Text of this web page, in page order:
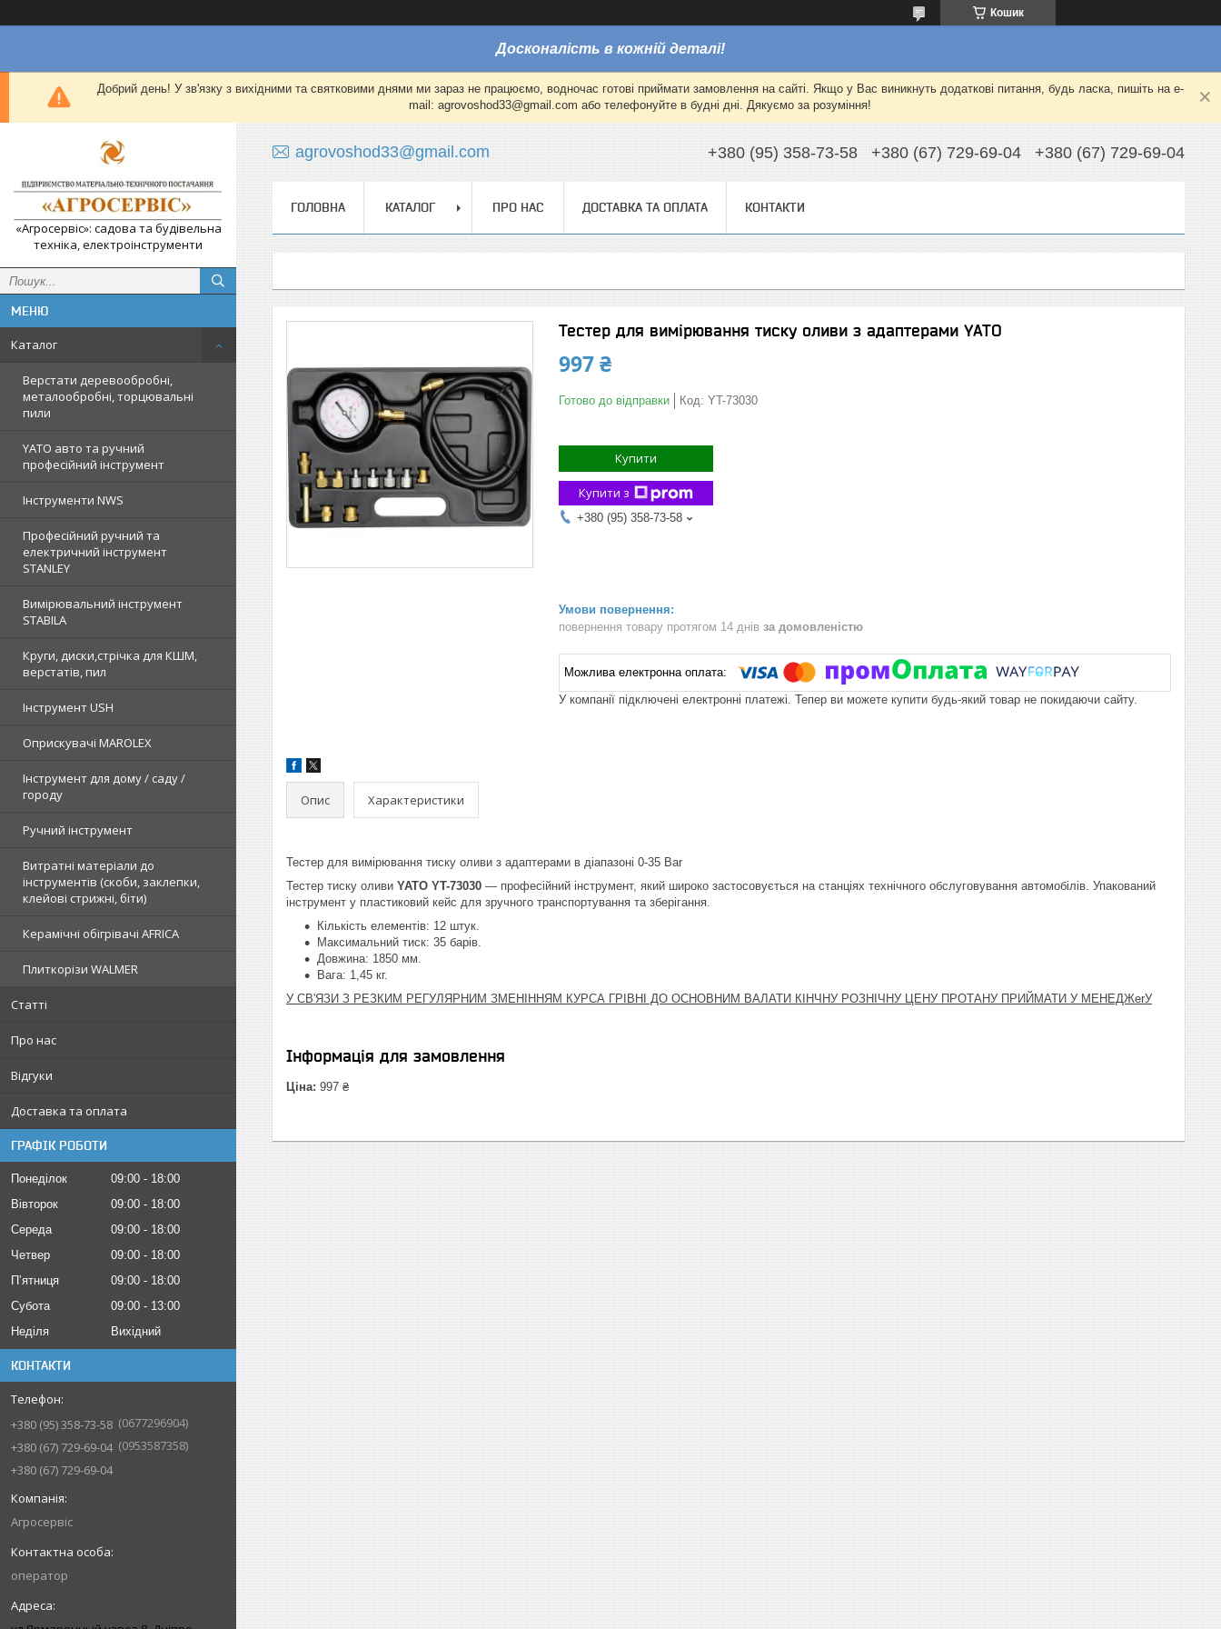
Кошик
Досконалість в кожній деталі!
Добрий день! У зв'язку з вихідними та святковими днями ми зараз не працюємо, водночас готові приймати замовлення на сайті. Якщо у Вас виникнуть додаткові питання, будь ласка, пишіть на e-
mail: agrovoshod33@gmail.com або телефонуйте в будні дні. Дякуємо за розуміння!
«Агросервіс»: садова та будівельна
техніка, електроінструменти
Каталог
Верстати деревообробні,
металообробні, торцювальні
пили
YATO авто та ручний
професійний інструмент
Інструменти NWS
Професійний ручний та
електричний інструмент
STANLEY
Вимірювальний інструмент
STABILA
Круги, диски,стрічка для КШМ,
верстатів, пил
Інструмент USH
Оприскувачі MAROLEX
Інструмент для дому / саду /
городу
Ручний інструмент
Витратні матеріали до
інструментів (скоби, заклепки,
клейові стрижні, біти)
Керамічні обігрівачі AFRICA
Плиткорізи WALMER
Статті
Про нас
Відгуки
Доставка та оплата
ГРАФІК РОБОТИ
Понеділок 09:00
18:00
Вівторок
09:00
18:00
Середа
09:00
18:00
Четвер
09:00
18:00
Пʼятниця
09:00
18:00
Субота
09:00
13:00
Неділя
Вихідний
КОНТАКТИ
+380 (95) 358-73-58
0677296904
+380 (67) 729-69-04
0953587358
+380 (67) 729-69-04
Агросервіс
оператор
agrovoshod33@gmail.com +380 (95) 358-73-58 +380 (67) 729-69-04 +380 (67) 729-69-04
ГОЛОВНА КАТАЛОГ ПРО НАС ДОСТАВКА ТА ОПЛАТА КОНТАКТИ
Тестер для вимірювання тиску оливи з адаптерами YATO
997 ₴
Готово до відправки Код: YT-73030
Купити
Купити з
+380 (95) 358-73-58
повернення товару протягом 14 днів за домовленістю
У компанії підключені електронні платежі. Тепер ви можете купити будь-який товар не покидаючи сайту.
Опис Характеристики
Тестер для вимірювання тиску оливи з адаптерами в діапазоні 0-35 Bar
Тестер тиску оливи YATO YT-73030 — професійний інструмент, який широко застосовується на станціях технічного обслуговування автомобілів. Упакований
інструмент у пластиковий кейс для зручного транспортування та зберігання.
Кількість елементів: 12 штук.
Максимальний тиск: 35 барів.
Довжина: 1850 мм.
Вага: 1,45 кг.
У СВ'ЯЗИ З РЕЗКИМ РЕГУЛЯРНИМ ЗМЕНІННЯМ КУРСА ГРІВНІ ДО ОСНОВНИМ ВАЛАТИ КІНЧНУ РОЗНІЧНУ ЦЕНУ ПРОТАНУ ПРИЙМАТИ У МЕНЕДЖerУ
Інформація для замовлення
Ціна: 997 ₴